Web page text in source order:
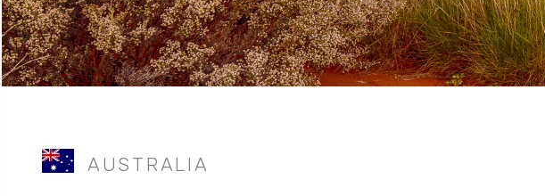
AUSTRALIA